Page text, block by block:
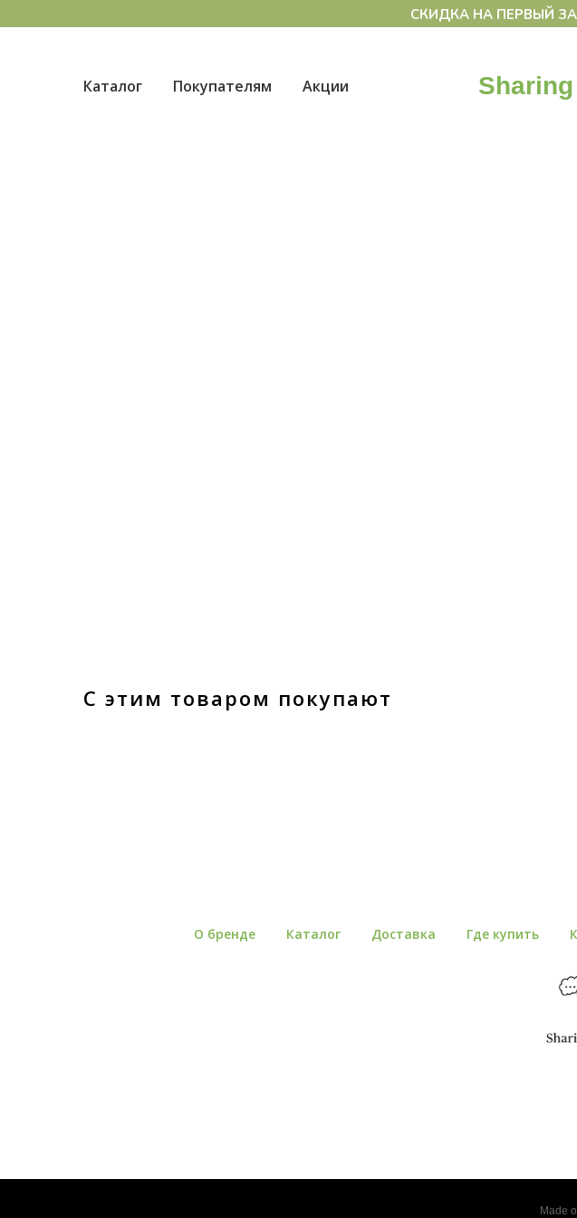
СКИДКА НА ПЕРВЫЙ
Каталог Покупателям Акции
С этим товаром покупают
О бренде Каталог Доставка Где купить
Made